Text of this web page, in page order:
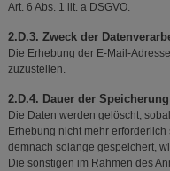
Art. 6 Abs. 1 lit. a DSGVO.
2.D.3. Zweck der
Die Erhebung der E-Mail-
zuzustellen.
2.D.4. Dauer der Speicherung
Die Daten werden gelöscht,
Erhebung nicht mehr
demnach solange gespeichert,
Die sonstigen im Rahmen des